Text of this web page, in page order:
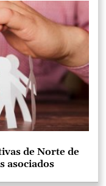
de Norte de
asociados